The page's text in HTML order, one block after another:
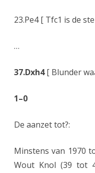
23.Pe4 [ Tfc1 is de
…
37.Dxh4[ Blunder
1–0
De aanzet tot?:
Minstens van 1970
Wout Knol (39 tot